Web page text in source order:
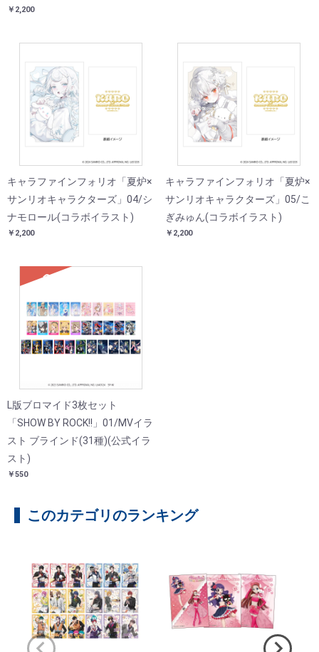
￥2,200
キャラファインフォリオ「夏炉×
サンリオキャラクターズ」04/シ
ナモロール(コラボイラスト)
￥2,200
キャラファインフォリオ「夏炉×
サンリオキャラクターズ」05/こ
ぎみゅん(コラボイラスト)
￥2,200
SOLD
L版ブロマイド3枚セット
「SHOW BY ROCK!!」01/MVイラ
スト ブラインド(31種)(公式イラ
スト)
￥550
このカテゴリのランキング